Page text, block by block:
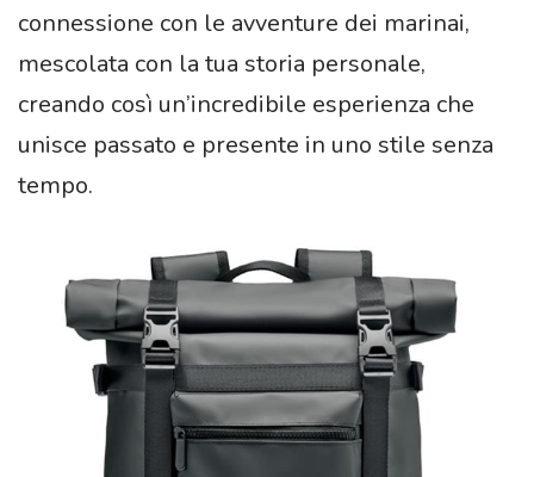
connessione con le avventure dei marinai,
mescolata con la tua storia personale,
creando così un’incredibile esperienza che
unisce passato e presente in uno stile senza
tempo.